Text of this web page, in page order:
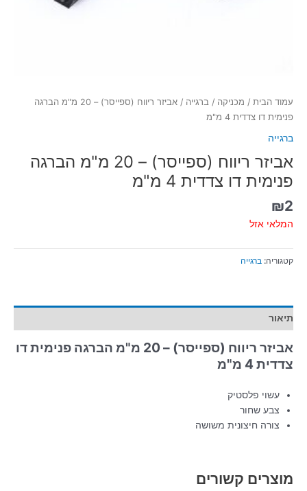
עמוד הבית / מכניקה / ברגייה
/ אביזר ריווח (ספייסר) – 20 מ"מ הברגה
פנימית דו צדדית 4 מ"מ
ברגייה
אביזר ריווח (ספייסר) – 20 מ"מ הברגה
פנימית דו צדדית 4 מ"מ
₪2
המלאי אזל
קטגוריה: ברגייה
תיאור
אביזר ריווח (ספייסר) – 20 מ"מ הברגה פנימית דו
צדדית 4 מ"מ
עשוי פלסטיק
צבע שחור
צורה חיצונית משושה
מוצרים קשורים